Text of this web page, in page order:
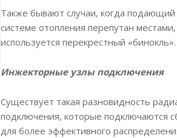
Также бывают случаи, когда
системе отопления перепутан
используется перекрестный «бинокль».
Инжекторные узлы подключения
Существует такая разновидность
подключения, которые подключаются
для более эффективного